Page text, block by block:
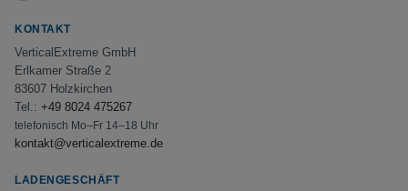
KONTAKT
VerticalExtreme GmbH
Erlkamer Straße 2
83607 Holzkirchen
Tel.: +49 8024 475267
telefonisch Mo–Fr 14–18 Uhr
kontakt@verticalextreme.de
LADENGESCHÄFT